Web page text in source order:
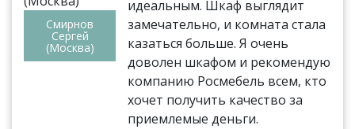
Смирнов
Сергей
(Москва)
идеальным. Шкаф выглядит
замечательно, и комната стала
казаться больше. Я очень
доволен шкафом и рекомендую
компанию Росмебель всем, кто
хочет получить качество за
приемлемые деньги.